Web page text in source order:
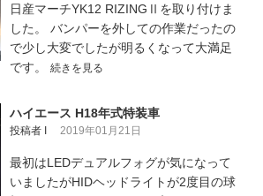
日産マーチYK12 RIZINGⅡを取り付けま
した。 バンパーを外しての作業だったの
で少し大変でしたが明るくなって大満足
です。 続きを見る
ハイエース H18年式特装車
投稿者 I 2019年01月21日
最初はLEDデュアルフォグが気になって
いましたがHIDヘッドライトが2度目の球